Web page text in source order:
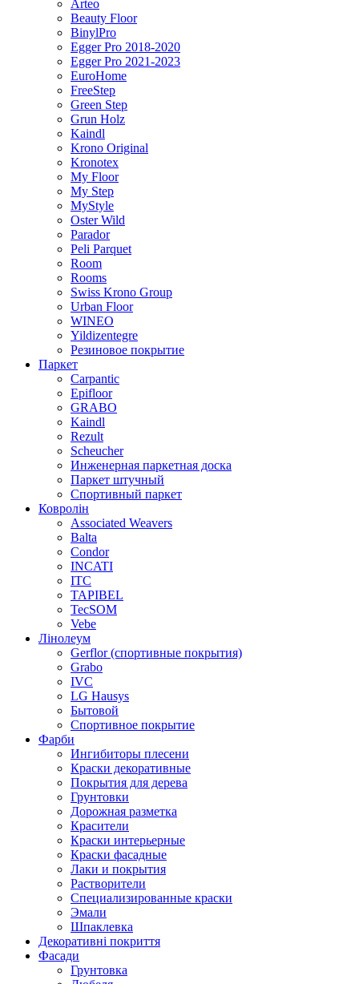
Arteo
Beauty Floor
BinylPro
Egger Pro 2018-2020
Egger Pro 2021-2023
EuroHome
FreeStep
Green Step
Grun Holz
Kaindl
Krono Original
Kronotex
My Floor
My Step
MyStyle
Oster Wild
Parador
Peli Parquet
Room
Rooms
Swiss Krono Group
Urban Floor
WINEO
Yildizentegre
Резиновое покрытие
Паркет
Carpantic
Epifloor
GRABO
Kaindl
Rezult
Scheucher
Инженерная паркетная доска
Паркет штучный
Спортивный паркет
Ковролін
Associated Weavers
Balta
Condor
INCATI
ITC
TAPIBEL
TecSOM
Vebe
Лінолеум
Gerflor (спортивные покрытия)
Grabo
IVC
LG Hausys
Бытовой
Спортивное покрытие
Фарби
Ингибиторы плесени
Краски декоративные
Покрытия для дерева
Грунтовки
Дорожная разметка
Красители
Краски интерьерные
Краски фасадные
Лаки и покрытия
Растворители
Специализированные краски
Эмали
Шпаклевка
Декоративні покриття
Фасади
Грунтовка